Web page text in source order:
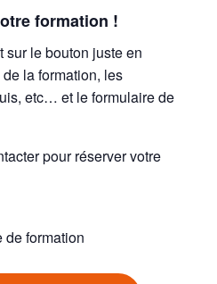
formation !
sur le bouton juste en
la formation, les
etc… et le formulaire de
pour réserver votre
de formation